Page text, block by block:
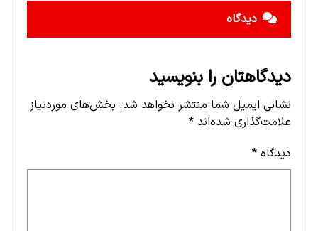
دیدگاه
دیدگاهتان را بنویسید
نشانی ایمیل شما منتشر نخواهد شد. بخش‌های موردنیاز
علامت‌گذاری شده‌اند*
دیدگاه*